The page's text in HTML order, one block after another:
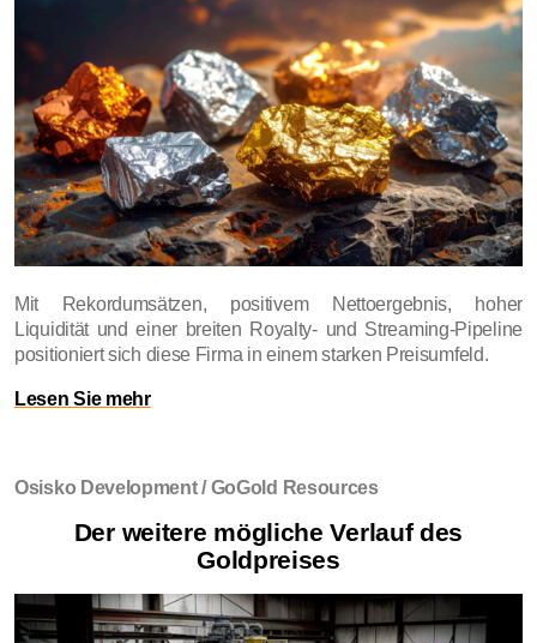
Mit Rekordumsätzen, positivem Nettoergebnis, hoher
Liquidität und einer breiten Royalty- und Streaming-Pipeline
positioniert sich diese Firma in einem starken Preisumfeld.
Lesen Sie mehr
Osisko Development / GoGold Resources
Der weitere mögliche Verlauf des
Goldpreises